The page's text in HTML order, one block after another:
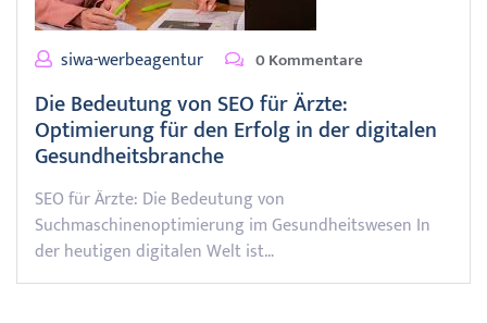
siwa-werbeagentur 0 Kommentare
Die Bedeutung von SEO für Ärzte:
Optimierung für den Erfolg in der digitalen
Gesundheitsbranche
SEO für Ärzte: Die Bedeutung von
Suchmaschinenoptimierung im Gesundheitswesen In
der heutigen digitalen Welt ist…